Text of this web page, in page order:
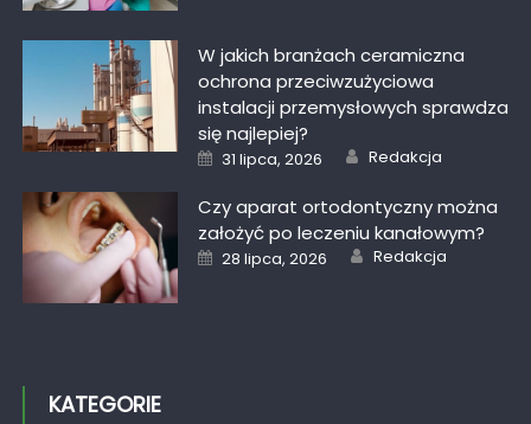
W jakich branżach ceramiczna
ochrona przeciwzużyciowa
instalacji przemysłowych sprawdza
się najlepiej?
Posted
on
31 lipca, 2026 Author
Redakcja
Czy aparat ortodontyczny można
założyć po leczeniu kanałowym?
Posted
on
28 lipca, 2026 Author
Redakcja
KATEGORIE